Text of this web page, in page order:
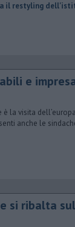
Griselli
e
è la visita
anche le
si ribalta